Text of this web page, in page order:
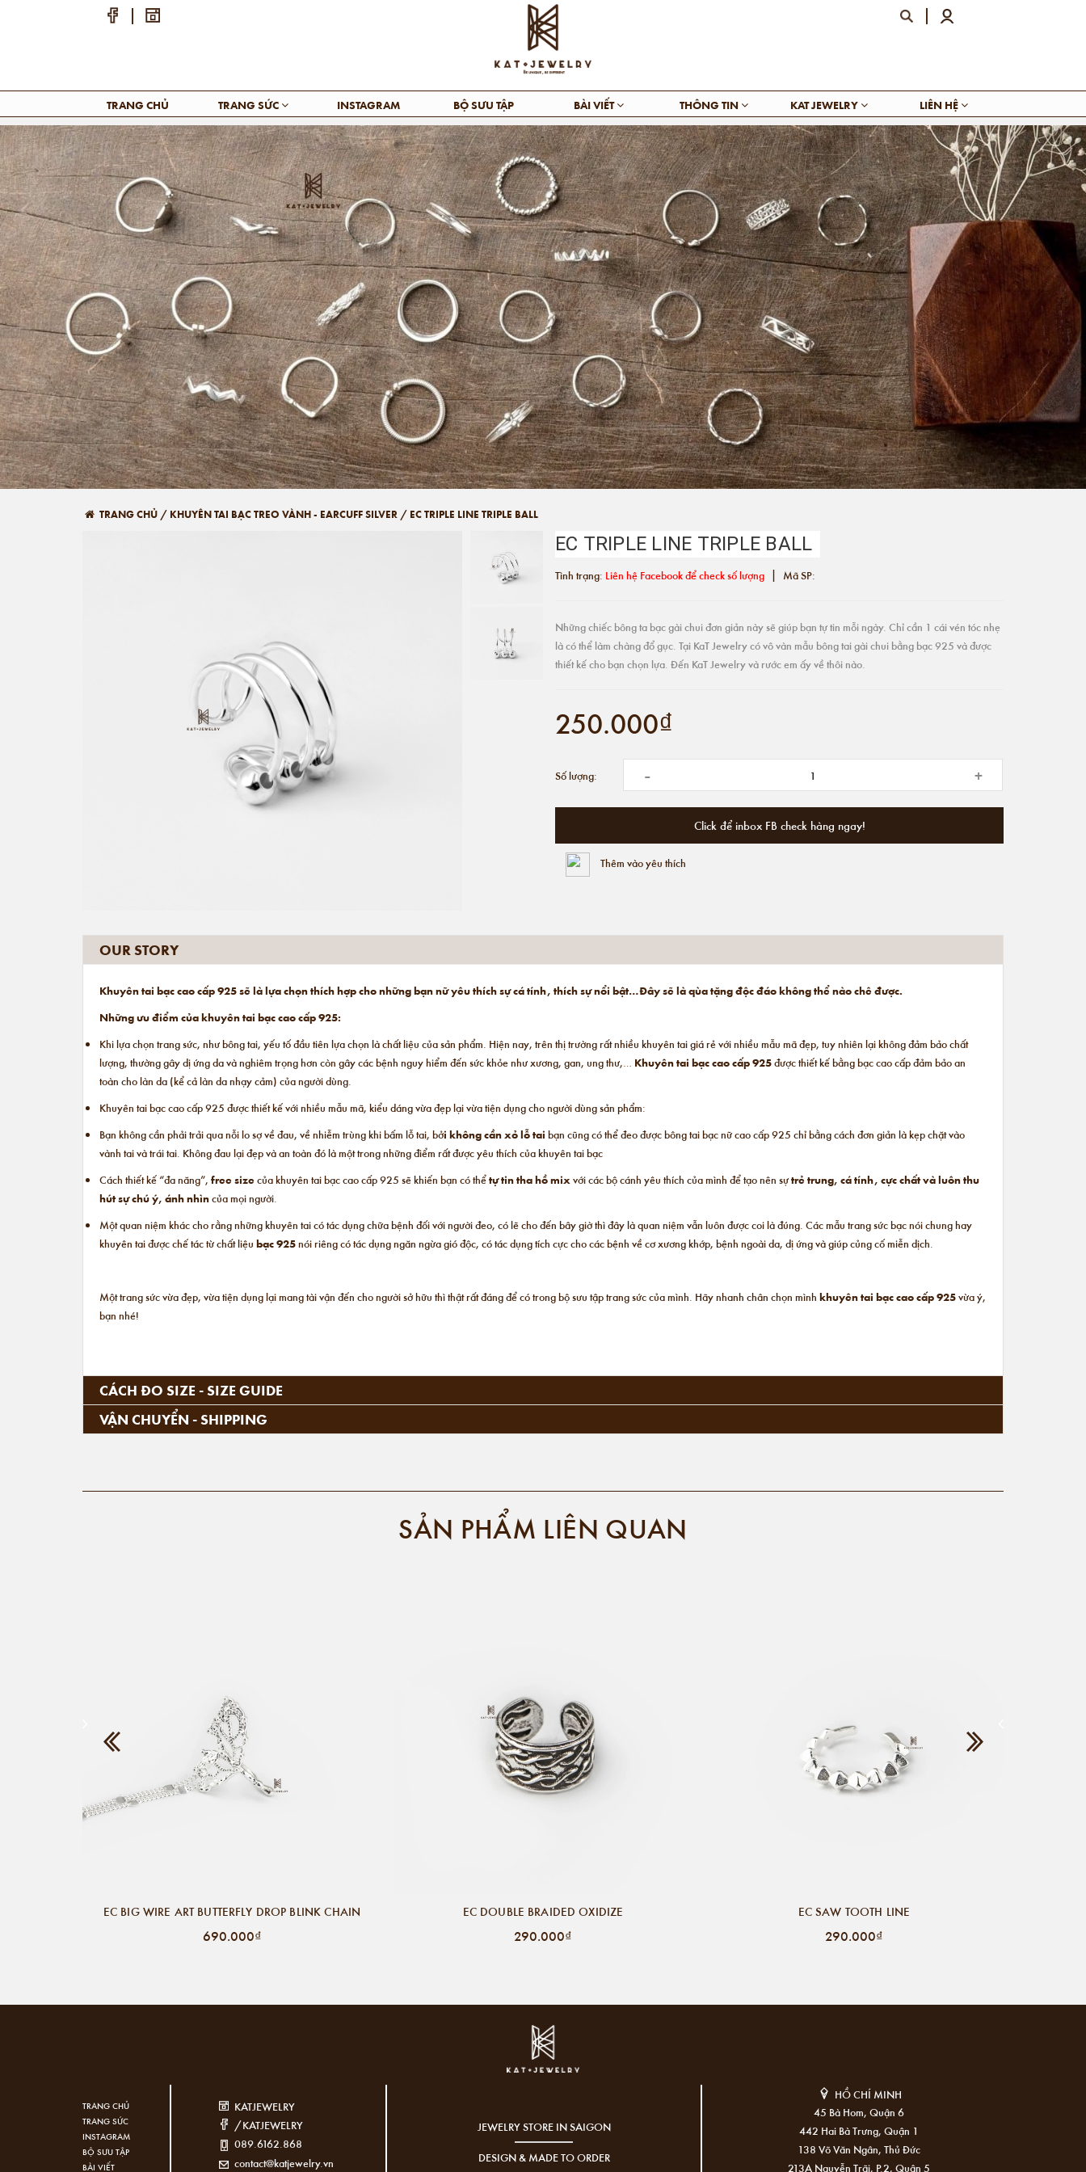
TRANG CHỦ TRANG SỨC INSTAGRAM BỘ SƯU TẬP BÀI VIẾT THÔNG TIN KAT JEWELRY LIÊN HỆ
TRANG CHỦ / KHUYÊN TAI BẠC TREO VÀNH - EARCUFF SILVER / EC TRIPLE LINE TRIPLE BALL
EC TRIPLE LINE TRIPLE BALL
Tình trạng: Liên hệ Facebook để check số lượng | Mã SP:
Những chiếc bông ta bạc gài chui đơn giản này sẽ giúp bạn tự tin mỗi ngày. Chỉ cần 1 cái vén tóc nhẹ
là có thể làm chàng đổ gục. Tại KaT Jewelry có vô vàn mẫu bông tai gài chui bằng bạc 925 và được
thiết kế cho bạn chọn lựa. Đến KaT Jewelry và rước em ấy về thôi nào.
250.000₫
Số lượng: - +
Click để inbox FB check hàng ngay!
Thêm vào yêu thích
OUR STORY
Khuyên tai bạc cao cấp 925 sẽ là lựa chọn thích hợp cho những bạn nữ yêu thích sự cá tính, thích sự nổi bật…Đây sẽ là qùa tặng độc đáo không thể nào chê được.
Những ưu điểm của khuyên tai bạc cao cấp 925:
Khi lựa chọn trang sức, như bông tai, yếu tố đầu tiên lựa chọn là chất liệu của sản phẩm. Hiện nay, trên thị trường rất nhiều khuyên tai giá rẻ với nhiều mẫu mã đẹp, tuy nhiên lại không đảm bảo chất
lượng, thường gây dị ứng da và nghiêm trọng hơn còn gây các bệnh nguy hiểm đến sức khỏe như xương, gan, ung thư,… Khuyên tai bạc cao cấp 925được thiết kế bằng bạc cao cấp đảm bảo an
toàn cho làn da (kể cả làn da nhạy cảm) của người dùng.
Khuyên tai bạc cao cấp 925 được thiết kế với nhiều mẫu mã, kiểu dáng vừa đẹp lại vừa tiện dụng cho người dùng sản phẩm:
Bạn không cần phải trải qua nỗi lo sợ về đau, về nhiễm trùng khi bấm lỗ tai, bởi không cần xỏ lỗ taibạn cũng có thể đeo đượcbông tai bạc nữ cao cấp925 chỉ bằng cách đơn giản là kẹp chặt vào
vành tai và trái tai. Không đau lại đẹp và an toàn đó là một trong những điểm rất được yêu thích của khuyên tai bạc
Cách thiết kế “đa năng”,free sizecủa khuyên tai bạc cao cấp 925 sẽ khiến bạn có thểtự tin tha hồ mixvới các bộ cánh yêu thích của mình để tạo nên sựtrẻ trung, cá tính, cực chất và luôn thu
hút sự chú ý, ánh nhìncủa mọi người.
Một quan niệm khác cho rằng những khuyên tai có tác dụng chữa bệnh đối với người đeo, có lẽ cho đến bây giờ thì đây là quan niệm vẫn luôn được coi là đúng. Các mẫu trang sức bạc nói chung hay
khuyên tai được chế tác từ chất liệubạc 925nói riêng có tác dụng ngăn ngừa gió độc, có tác dụng tích cực cho các bệnh về cơ xương khớp, bệnh ngoài da, dị ứng và giúp củng cố miễn dịch.
Một trang sức vừa đẹp, vừa tiện dụng lại mang tài vận đến cho người sở hữu thì thật rất đáng để có trong bộ sưu tập trang sức của mình. Hãy nhanh chân chọn mìnhkhuyên tai bạc cao cấp 925vừa ý,
bạn nhé!
CÁCH ĐO SIZE - SIZE GUIDE
VẬN CHUYỂN - SHIPPING
SẢN PHẨM LIÊN QUAN
EC BIG WIRE ART BUTTERFLY DROP BLINK CHAIN
690.000₫
EC DOUBLE BRAIDED OXIDIZE
290.000₫
EC SAW TOOTH LINE
290.000₫
TRANG CHỦ
TRANG SỨC
INSTAGRAM
BỘ SƯU TẬP
BÀI VIẾT
KATJEWELRY
/KATJEWELRY
089.6162.868
contact@katjewelry.vn
JEWELRY STORE IN SAIGON
DESIGN & MADE TO ORDER
HỒ CHÍ MINH
45 Bà Hom, Quận 6
442 Hai Bà Trưng, Quận 1
138 Võ Văn Ngân, Thủ Đức
213A Nguyễn Trãi, P.2, Quận 5